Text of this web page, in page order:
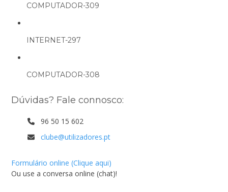
COMPUTADOR-309
INTERNET-297
COMPUTADOR-308
Dúvidas? Fale connosco:
96 50 15 602
clube@utilizadores.pt
Formulário online (Clique aqui)
Ou use a conversa online (chat)!